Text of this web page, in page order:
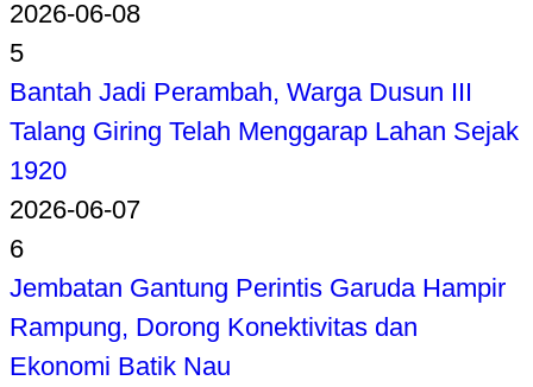
2026-06-08
5
Bantah Jadi Perambah, Warga Dusun III
Talang Giring Telah Menggarap Lahan Sejak
1920
2026-06-07
6
Jembatan Gantung Perintis Garuda Hampir
Rampung, Dorong Konektivitas dan
Ekonomi Batik Nau